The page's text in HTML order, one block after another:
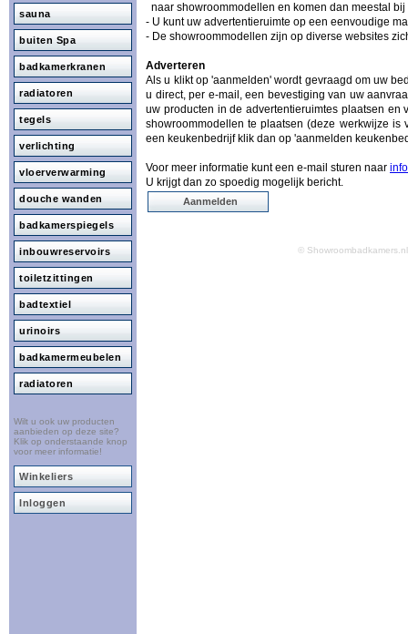
sauna
buiten Spa
badkamerkranen
radiatoren
tegels
verlichting
vloerverwarming
douche wanden
badkamerspiegels
inbouwreservoirs
toiletzittingen
badtextiel
urinoirs
badkamermeubelen
radiatoren
Wilt u ook uw producten
aanbieden op deze site?
Klik op onderstaande knop
voor meer informatie!
Winkeliers
Inloggen
naar showroommodellen en komen dan meestal
- U kunt uw advertentieruimte op een eenvoudige
- De showroommodellen zijn op diverse websites
Adverteren
Als u klikt op 'aanmelden' wordt gevraagd om uw
u direct, per e-mail, een bevestiging van uw
uw producten in de advertentieruimtes plaatsen
showroommodellen te plaatsen (deze werkwijze
een keukenbedrijf klik dan op 'aanmelden
Voor meer informatie kunt een e-mail sturen naar
U krijgt dan zo spoedig mogelijk bericht.
Aanmelden
©